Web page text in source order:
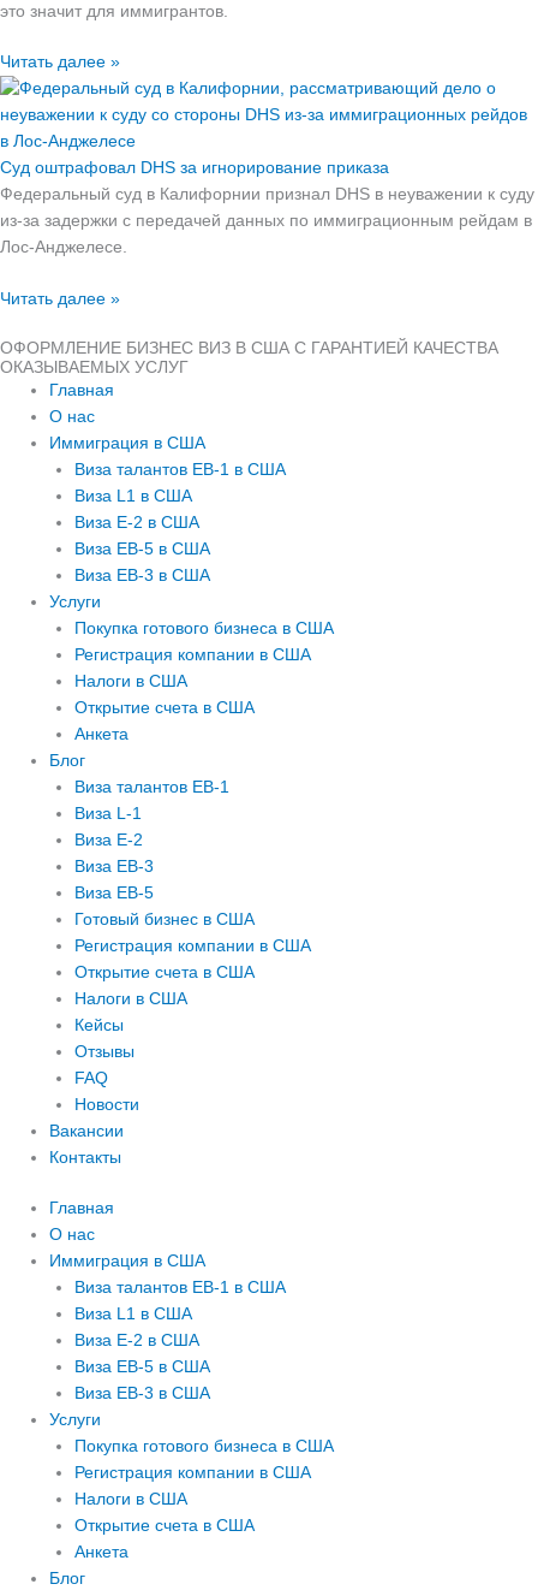
это значит для иммигрантов.
Читать далее »
Суд оштрафовал DHS за игнорирование приказа
Федеральный суд в Калифорнии признал DHS в неуважении к суду
из‑за задержки с передачей данных по иммиграционным рейдам в
Лос‑Анджелесе.
Читать далее »
ОФОРМЛЕНИЕ БИЗНЕС ВИЗ В США С ГАРАНТИЕЙ КАЧЕСТВА
ОКАЗЫВАЕМЫХ УСЛУГ
Главная
О нас
Иммиграция в США
Виза талантов EB-1 в США
Виза L1 в США
Виза E-2 в США
Виза EB-5 в США
Виза EB-3 в США
Услуги
Покупка готового бизнеса в США
Регистрация компании в США
Налоги в США
Открытие счета в США
Анкета
Блог
Виза талантов EB-1
Виза L-1
Виза E-2
Виза EB-3
Виза EB-5
Готовый бизнес в США
Регистрация компании в США
Открытие счета в США
Налоги в США
Кейсы
Отзывы
FAQ
Новости
Вакансии
Контакты
Главная
О нас
Иммиграция в США
Виза талантов EB-1 в США
Виза L1 в США
Виза E-2 в США
Виза EB-5 в США
Виза EB-3 в США
Услуги
Покупка готового бизнеса в США
Регистрация компании в США
Налоги в США
Открытие счета в США
Анкета
Блог